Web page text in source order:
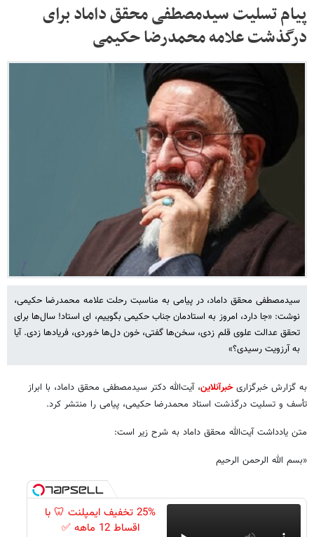
پیام تسلیت سیدمصطفی محقق داماد برای
درگذشت علامه محمدرضا حکیمی
سیدمصطفی محقق داماد، در پیامی به مناسبت رحلت علامه محمدرضا حکیمی،
نوشت: «جا دارد، امروز به استادمان جناب حکیمی بگوییم، ای استاد! سال‌ها برای
تحقق عدالت علوی قلم زدی، سخن‌ها گفتی، خون دل‌ها خوردی، فریادها زدی. آیا
به آرزویت رسیدی؟»
به گزارش خبرگزاریخبرآنلاین، آیت‌الله دکتر سیدمصطفی محقق داماد، با ابراز
تأسف و تسلیت درگذشت استاد محمدرضا حکیمی، پیامی را منتشر کرد.
متن یادداشت آیت‌الله محقق داماد به شرح زیر است:
«بسم الله الرحمن الرحیم
25% تخفیف ایمپلنت 🦷 با
اقساط 12 ماهه ✅